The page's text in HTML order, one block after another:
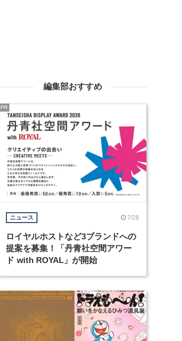
編集部おすすめ
ニュース 7/28
ロイヤルホストなど3ブランドへの
提案を募集！「丹青社空間アワー
ド with ROYAL」が開始
PR